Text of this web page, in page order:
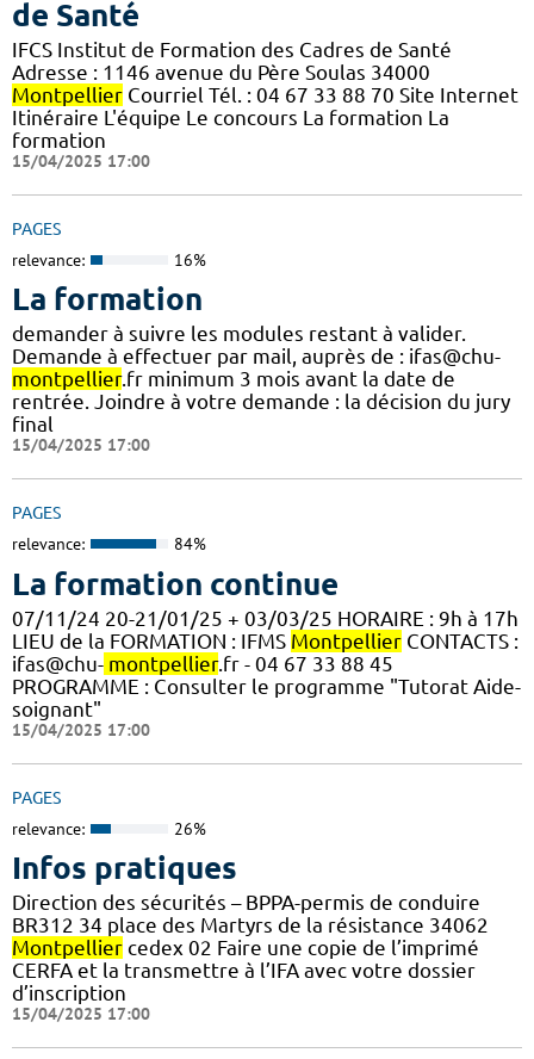
de Santé
IFCS Institut de Formation des Cadres de Santé
Adresse : 1146 avenue du Père Soulas 34000
Montpellier Courriel Tél. : 04 67 33 88 70 Site Internet
Itinéraire L'équipe Le concours La formation La
formation
15/04/2025 17:00
PAGES
relevance: 16%
La formation
demander à suivre les modules restant à valider.
Demande à effectuer par mail, auprès de : ifas@chu-
montpellier.fr minimum 3 mois avant la date de
rentrée. Joindre à votre demande : la décision du jury
final
15/04/2025 17:00
PAGES
relevance: 84%
La formation continue
07/11/24 20-21/01/25 + 03/03/25 HORAIRE : 9h à 17h
LIEU de la FORMATION : IFMS Montpellier CONTACTS :
ifas@chu- montpellier.fr - 04 67 33 88 45
PROGRAMME : Consulter le programme "Tutorat Aide-
soignant"
15/04/2025 17:00
PAGES
relevance: 26%
Infos pratiques
Direction des sécurités – BPPA-permis de conduire
BR312 34 place des Martyrs de la résistance 34062
Montpellier cedex 02 Faire une copie de l’imprimé
CERFA et la transmettre à l’IFA avec votre dossier
d’inscription
15/04/2025 17:00